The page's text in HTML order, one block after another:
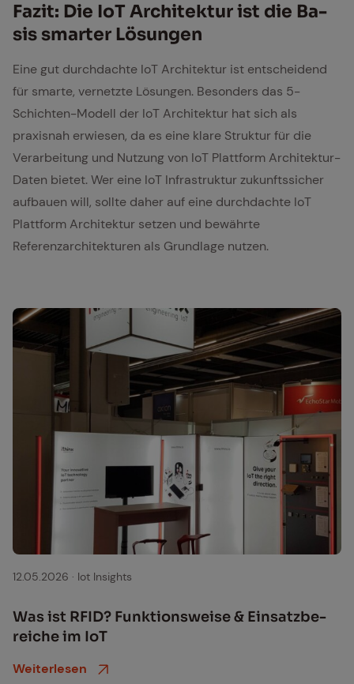
Fa­zit: Die IoT Ar­chi­tek­tur ist die Ba­
sis smar­ter Lö­sun­gen
Eine gut durchdachte IoT Architektur ist entscheidend
für smarte, vernetzte Lösungen. Besonders das 5-
Schichten-Modell der IoT Architektur hat sich als
praxisnah erwiesen, da es eine klare Struktur für die
Verarbeitung und Nutzung von IoT Plattform Architektur-
Daten bietet. Wer eine IoT Infrastruktur zukunftssicher
aufbauen will, sollte daher auf eine durchdachte IoT
Plattform Architektur setzen und bewährte
Referenzarchitekturen als Grundlage nutzen.
12.05.2026 · Iot Insights
Was ist RFID? Funk­ti­ons­wei­se & Ein­satz­be­
rei­che im IoT
Weiterlesen